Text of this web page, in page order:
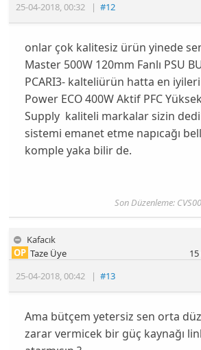
25-04-2018,00:32 |#12
onlar çok kalitesiz ürün yinede
Master 500W 120mm Fanlı PSU
PCARI3- kalteliürün hatta en
Power ECO 400W Aktif PFC
Supply kaliteli markalar sizin
sistemi emanet etme napıcağı
komple yaka bilir de.
Son Düzenleme:
Kafacık
25-04-2018,00:42 |#13
OP Taze Üye 15
Ama bütçem yetersiz sen orta
zarar vermicek bir güç kaynağı